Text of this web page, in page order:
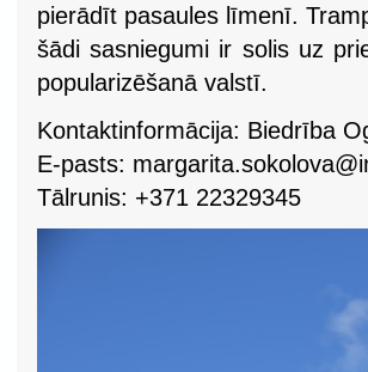
pierādīt pasaules līmenī.
šādi sasniegumi ir solis uz
popularizēšanā valstī​.
Kontaktinformācija: Biedrība
E-pasts:
Tālrunis: +371 22329345